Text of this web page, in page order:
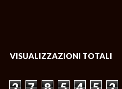
VISUALIZZAZIONI TOTALI